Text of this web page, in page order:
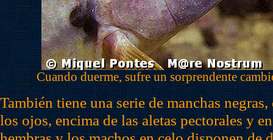
Cuando duerme, sufre un sorprendente
También tiene una serie de manchas
los ojos, encima de las aletas pectorales y